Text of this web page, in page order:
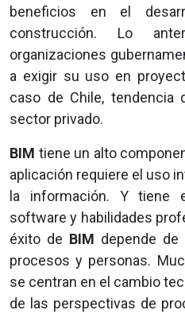
beneficios en el
construcción. Lo
organizaciones
a exigir su uso en
caso de Chile, tendencia
sector privado.
BIM tiene un alto
aplicación requiere el uso
la información. Y tiene
software y habilidades
éxito de BIM depende
procesos y personas.
se centran en el cambio
de las perspectivas de